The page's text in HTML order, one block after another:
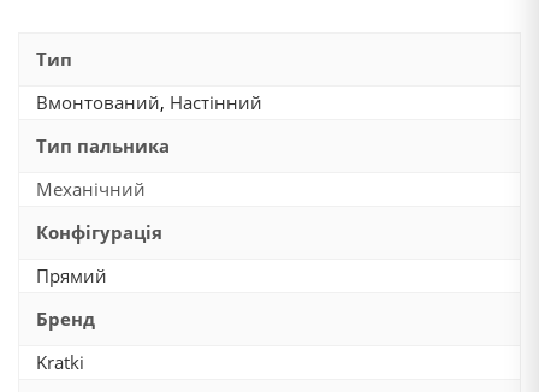
Тип
Вмонтований, Настінний
Тип пальника
Механічний
Конфігурація
Прямий
Бренд
Kratki